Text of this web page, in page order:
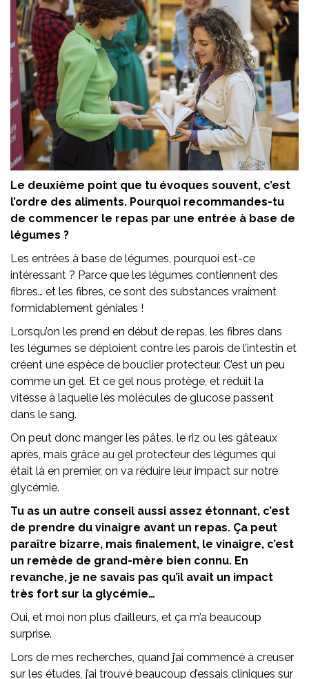
Le deuxième point que tu évoques souvent, c’est
l’ordre des aliments. Pourquoi recommandes-tu
de commencer le repas par une entrée à base de
légumes ?
Les entrées à base de légumes, pourquoi est-ce
intéressant ? Parce que les légumes contiennent des
fibres… et les fibres, ce sont des substances vraiment
formidablement géniales !
Lorsqu’on les prend en début de repas, les fibres dans
les légumes se déploient contre les parois de l’intestin et
créent une espèce de bouclier protecteur. C’est un peu
comme un gel. Et ce gel nous protège, et réduit la
vitesse à laquelle les molécules de glucose passent
dans le sang.
On peut donc manger les pâtes, le riz ou les gâteaux
après, mais grâce au gel protecteur des légumes qui
était là en premier, on va réduire leur impact sur notre
glycémie.
Tu as un autre conseil aussi assez étonnant, c’est
de prendre du vinaigre avant un repas. Ça peut
paraître bizarre, mais finalement, le vinaigre, c’est
un remède de grand-mère bien connu. En
revanche, je ne savais pas qu’il avait un impact
très fort sur la glycémie…
Oui, et moi non plus d’ailleurs, et ça m’a beaucoup
surprise.
Lors de mes recherches, quand j’ai commencé à creuser
sur les études, j’ai trouvé beaucoup d’essais cliniques sur